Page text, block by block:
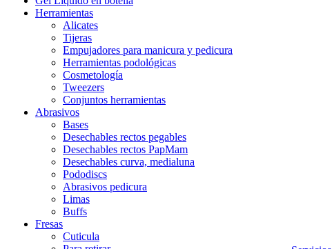
Herramientas
Alicates
Tijeras
Empujadores para manicura y pedicura
Herramientas podológicas
Cosmetología
Tweezers
Conjuntos herramientas
Abrasivos
Bases
Desechables rectos pegables
Desechables rectos PapMam
Desechables curva, medialuna
Pododiscs
Abrasivos pedicura
Limas
Buffs
Fresas
Cuticula